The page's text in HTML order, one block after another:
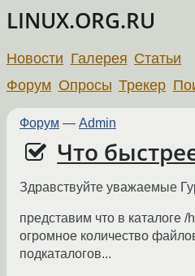
LINUX.ORG.RU
Новости Галерея Статьи
Форум Опросы Трекер
Форум — Admin
Что
Здравствуйте уважаемые
представим что в каталоге /
огромное количество
подкаталогов...